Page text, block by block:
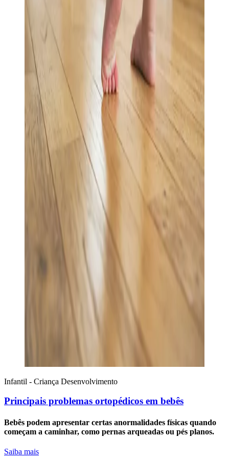
Infantil - Criança Desenvolvimento
Principais problemas ortopédicos em bebês
Bebês podem apresentar certas anormalidades físicas quando
começam a caminhar, como pernas arqueadas ou pés planos.
Saiba mais